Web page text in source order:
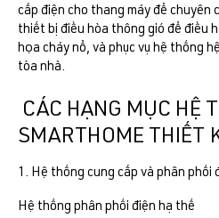
cấp điện cho thang máy để chuyên
thiết bị điều hòa thông gió để điều
họa cháy nổ, và phục vụ hệ thống
tòa nhà.
CÁC HẠNG MỤC HỆ
SMARTHOME THIẾT
1. Hệ thống cung cấp và phân phối
Hệ thống phân phối điện hạ thế